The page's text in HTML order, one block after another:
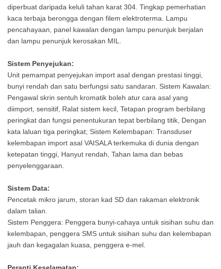
Suhu Tinggi,
Bukan Toksik
Dalam Dan Plat
Saluran Udara
Bilik Ujian
Berjalan Masuk
Kami. Tambahan
Pula, Ia
Mempunyai
Kekuatan Tinggi
Untuk Menahan
Tekanan Berat,
diperbuat daripada keluli tahan karat 304. Tingkap pemerhatian
kaca terbaja berongga dengan filem elektroterma. Lampu
pencahayaan, panel kawalan dengan lampu penunjuk berjalan
dan lampu penunjuk kerosakan MIL.
Sistem Penyejukan:
Unit pemampat penyejukan import asal dengan prestasi tinggi,
bunyi rendah dan satu berfungsi satu sandaran. Sistem Kawalan:
Pengawal skrin sentuh kromatik boleh atur cara asal yang
diimport, sensitif, Ralat sistem kecil, Tetapan program berbilang
peringkat dan fungsi penentukuran tepat berbilang titik, Dengan
kata laluan tiga peringkat; Sistem Kelembapan: Transduser
kelembapan import asal VAISALA terkemuka di dunia dengan
ketepatan tinggi, Hanyut rendah, Tahan lama dan bebas
penyelenggaraan.
Sistem Data:
Pencetak mikro jarum, storan kad SD dan rakaman elektronik
dalam talian.
Sistem Penggera: Penggera bunyi-cahaya untuk sisihan suhu dan
kelembapan, penggera SMS untuk sisihan suhu dan kelembapan
jauh dan kegagalan kuasa, penggera e-mel.